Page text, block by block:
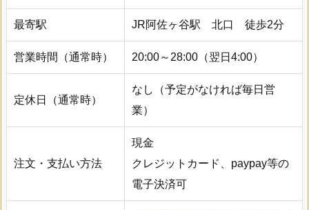
最寄駅 JR阿佐ヶ谷駅 北口 徒歩2分
営業時間（通常時） 20:00～28:00（翌日4:00）
定休日（通常時）
なし（予定がなければ毎日営
業）
注文・支払い方法
現金
クレジットカード、paypay等の
電子決済可